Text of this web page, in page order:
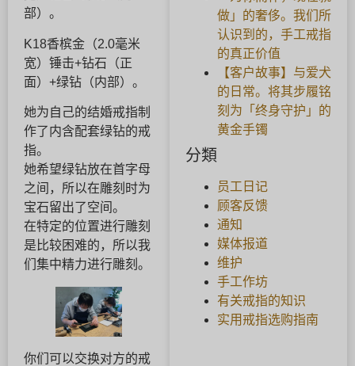
部）。
K18香槟金（2.0毫米
宽）锤击+钻石（正
面）+绿钻（内部）。
她为自己的结婚戒指制
作了内含配套绿钻的戒
指。
她希望绿钻放在首字母
之间，所以在雕刻时为
宝石留出了空间。
在特定的位置进行雕刻
是比较困难的，所以我
们集中精力进行雕刻。
你们可以交换对方的戒
做」的奢侈。我们所
认识到的，手工戒指
的真正价值
【客户故事】与爱犬
的日常。将其步履铭
刻为「终身守护」的
黄金手镯
分類
员工日记
顾客反馈
通知
媒体报道
维护
手工作坊
有关戒指的知识
实用戒指选购指南